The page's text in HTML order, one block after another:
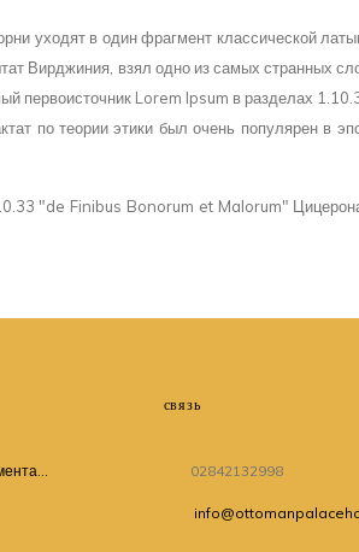
уходят в один фрагмент классической
Вирджиния, взял одно из самых странных
первоисточник Lorem Ipsum в разделах
по теории этики был очень популярен в
"de Finibus Bonorum et Malorum"
связь
02842132998